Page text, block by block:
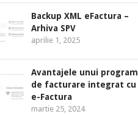
Backup XML eFactura –
Arhiva SPV
aprilie 1, 2025
Avantajele unui program
de facturare integrat cu
e-Factura
martie 25, 2024